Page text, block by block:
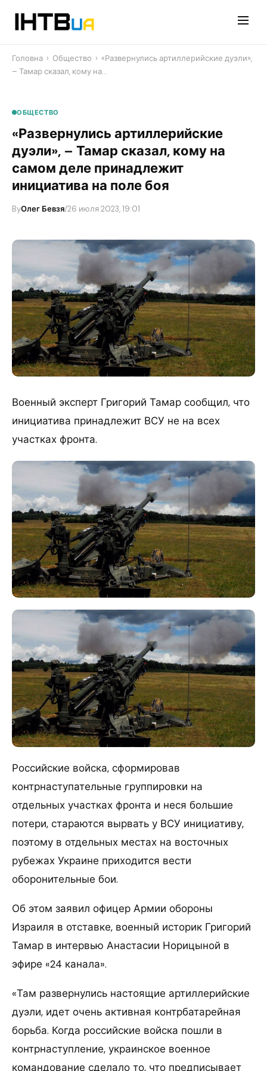
Головна › Общество › «Развернулись артиллерийские дуэли»,
– Тамар сказал, кому на…
ОБЩЕСТВО
«Развернулись артиллерийские
дуэли», – Тамар сказал, кому на
самом деле принадлежит
инициатива на поле боя
ByОлег Бевзя/26 июля 2023, 19:01
Военный эксперт Григорий Тамар сообщил, что
инициатива принадлежит ВСУ не на всех
участках фронта.
Российские войска, сформировав
контрнаступательные группировки на
отдельных участках фронта и неся большие
потери, стараются вырвать у ВСУ инициативу,
поэтому в отдельных местах на восточных
рубежах Украине приходится вести
оборонительные бои.
Об этом заявил офицер Армии обороны
Израиля в отставке, военный историк Григорий
Тамар в интервью Анастасии Норицыной в
эфире «24 канала».
«Там развернулись настоящие артиллерийские
дуэли, идет очень активная контрбатарейная
борьба. Когда российские войска пошли в
контрнаступление, украинское военное
командование сделало то, что предписывает